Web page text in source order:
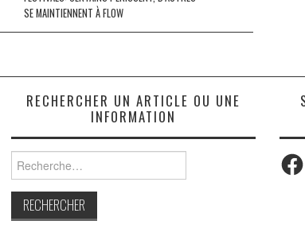
SE MAINTIENNENT À FLOW
RECHERCHER UN ARTICLE OU UNE
INFORMATION